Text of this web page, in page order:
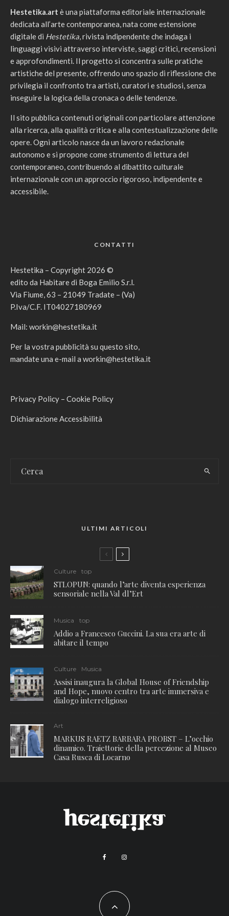
Hestetika.art è una piattaforma editoriale internazionale
dedicata all’arte contemporanea, nata come estensione
digitale di Hestetika , rivista indipendente che indaga i
linguaggi visivi attraverso interviste, saggi critici, recensioni
e approfondimenti. Il progetto si concentra sulle pratiche
artistiche del presente, offrendo uno spazio di riflessione che
privilegia il confronto tra artisti, curatori e studiosi, senza
inseguire la logica della cronaca o delle tendenze.
Il sito pubblica contenuti originali con particolare attenzione
alla ricerca, alla qualità critica e alla contestualizzazione delle
opere. Ogni articolo nasce da un lavoro redazionale
autonomo e si propone come strumento di lettura del
contemporaneo, contribuendo al dibattito culturale
internazionale con un approccio rigoroso, indipendente e
accessibile.
CONTATTI
Hestetika – Copyright 2026 ©
edito da Habitare di Boga Emilio S.r.l.
Via Fiume, 63 – 21049 Tradate – (Va)
P.Iva/C.F. IT04027180969
Mail: workin@hestetika.it
Per la vostra pubblicità su questo sito,
mandate una e-mail a workin@hestetika.it
Privacy Policy – Cookie Policy
Dichiarazione Accessibilità
ULTIMI ARTICOLI
Culture top
STLOPUN: quando l’arte diventa esperienza
sensoriale nella Val dl’Ert
Musica top
Addio a Francesco Guccini. La sua era arte di
abitare il tempo
Culture Musica
Assisi inaugura la Global House of Friendship
and Hope, nuovo centro tra arte immersiva e
dialogo interreligioso
Art
MARKUS RAETZ BARBARA PROBST – L’occhio
dinamico. Traiettorie della percezione al Museo
Casa Rusca di Locarno